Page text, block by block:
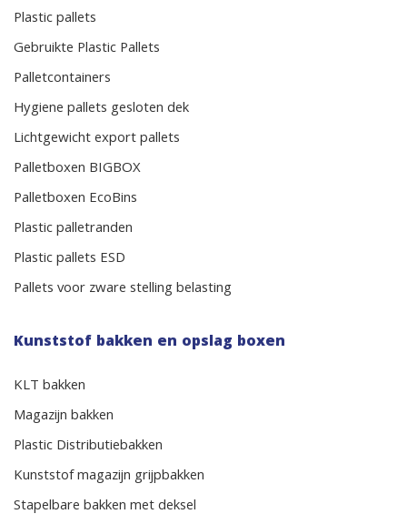
Plastic pallets
Gebruikte Plastic Pallets
Palletcontainers
Hygiene pallets gesloten dek
Lichtgewicht export pallets
Palletboxen BIGBOX
Palletboxen EcoBins
Plastic palletranden
Plastic pallets ESD
Pallets voor zware stelling belasting
Kunststof bakken en opslag boxen
KLT bakken
Magazijn bakken
Plastic Distributiebakken
Kunststof magazijn grijpbakken
Stapelbare bakken met deksel